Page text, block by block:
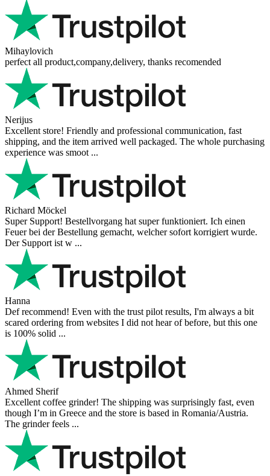
Mihaylovich
perfect all product,company,delivery, thanks recomended
Nerijus
Excellent store! Friendly and professional communication, fast
shipping, and the item arrived well packaged. The whole purchasing
experience was smoot ...
Richard Möckel
Super Support! Bestellvorgang hat super funktioniert. Ich einen
Feuer bei der Bestellung gemacht, welcher sofort korrigiert wurde.
Der Support ist w ...
Hanna
Def recommend! Even with the trust pilot results, I'm always a bit
scared ordering from websites I did not hear of before, but this one
is 100% solid ...
Ahmed Sherif
Excellent coffee grinder! The shipping was surprisingly fast, even
though I’m in Greece and the store is based in Romania/Austria.
The grinder feels ...